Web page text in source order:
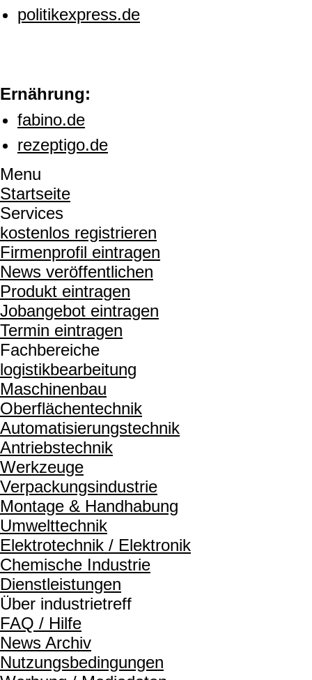
politikexpress.de
Ernährung:
fabino.de
rezeptigo.de
Menu
Startseite
Services
kostenlos registrieren
Firmenprofil eintragen
News veröffentlichen
Produkt eintragen
Jobangebot eintragen
Termin eintragen
Fachbereiche
logistikbearbeitung
Maschinenbau
Oberflächentechnik
Automatisierungstechnik
Antriebstechnik
Werkzeuge
Verpackungsindustrie
Montage & Handhabung
Umwelttechnik
Elektrotechnik / Elektronik
Chemische Industrie
Dienstleistungen
Über industrietreff
FAQ / Hilfe
News Archiv
Nutzungsbedingungen